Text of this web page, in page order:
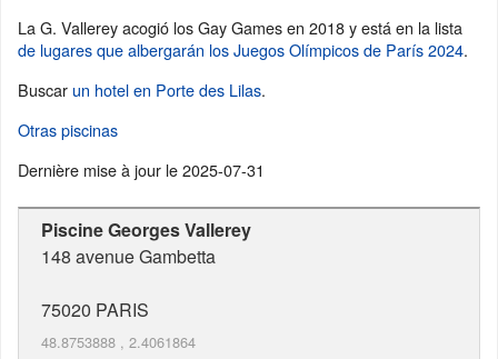
La G. Vallerey acogió los Gay Games en 2018 y está en la lista
de lugares que albergarán los Juegos Olímpicos de París 2024.
Buscar un hotel en Porte des Lilas.
Otras piscinas
Dernière mise à jour le2025-07-31
Piscine Georges Vallerey
148 avenue Gambetta
75020 PARIS
48.8753888 , 2.4061864